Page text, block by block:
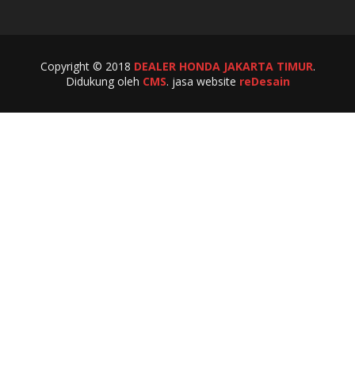
Copyright © 2018 DEALER HONDA JAKARTA TIMUR.
Didukung oleh CMS. jasa website reDesain